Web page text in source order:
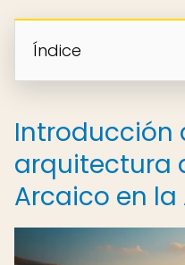
Índice
Introducción
arquitectura
Arcaico en